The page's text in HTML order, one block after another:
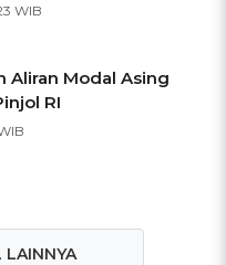
WIB
Aliran Modal Asing
RI
LAINNYA